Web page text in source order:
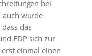
bei
auch wurde
das
FDP sich zur
einmal einen